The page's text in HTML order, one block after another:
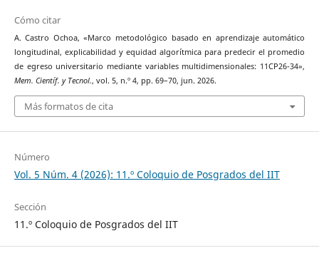
Cómo citar
A. Castro Ochoa, «Marco metodológico basado en aprendizaje automático
longitudinal, explicabilidad y equidad algorítmica para predecir el promedio
de egreso universitario mediante variables multidimensionales: 11CP26-34»,
Mem. Científ. y Tecnol., vol. 5, n.º 4, pp. 69–70, jun. 2026.
Más formatos de cita
Número
Vol. 5 Núm. 4 (2026): 11.º Coloquio de Posgrados del IIT
Sección
11.º Coloquio de Posgrados del IIT